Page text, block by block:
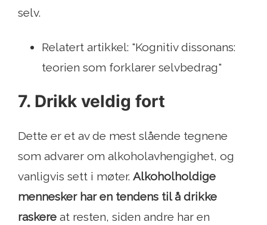
selv.
Relatert artikkel: "Kognitiv dissonans:
teorien som forklarer selvbedrag"
7. Drikk veldig fort
Dette er et av de mest slående tegnene
som advarer om alkoholavhengighet, og
vanligvis sett i møter. Alkoholholdige
mennesker har en tendens til å drikke
raskere at resten, siden andre har en